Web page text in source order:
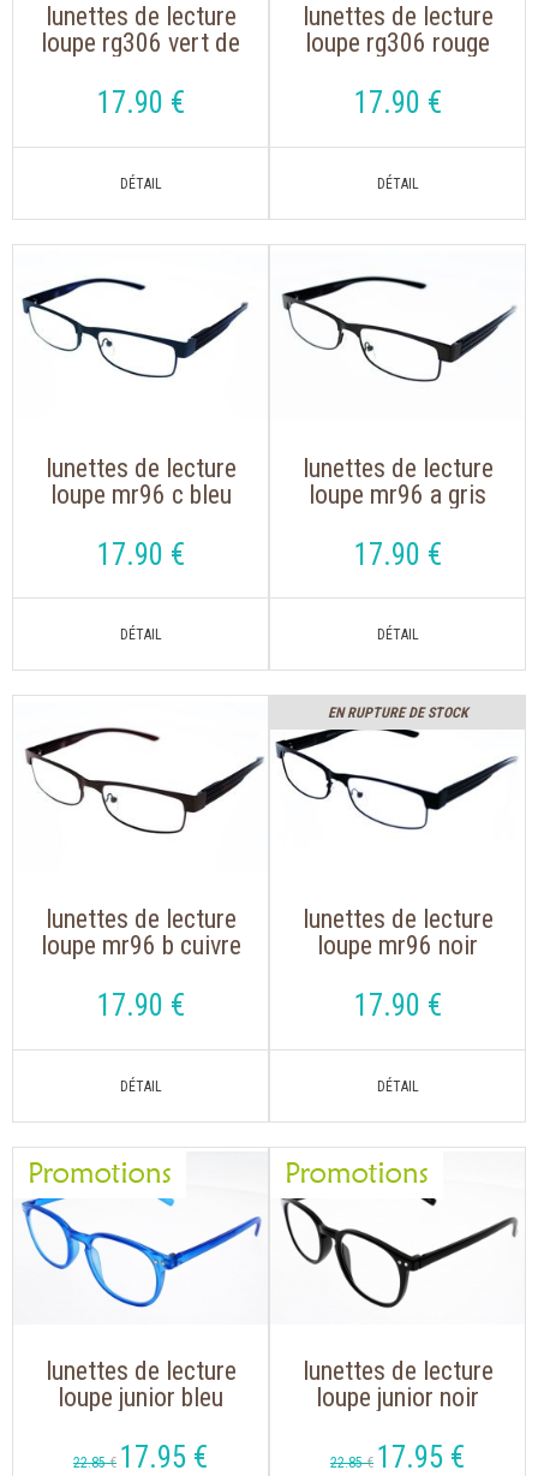
lunettes de lecture
loupe rg306 vert de
17.90 €
lunettes de lecture
loupe rg306 rouge
17.90 €
lunettes de lecture
loupe mr96 c bleu
branche flex
17.90 €
lunettes de lecture
loupe mr96 a gris
flexibles
17.90 €
lunettes de lecture
loupe mr96 b cuivre
branche flex avec
étui souple
17.90 €
lunettes de lecture
loupe mr96 noir
branche flex avec
étui souple
17.90 €
EN RUPTURE DE STOCK
lunettes de lecture
loupe junior bleu
22.85 € 17.95 €
lunettes de lecture
loupe junior noir
22.85 € 17.95 €